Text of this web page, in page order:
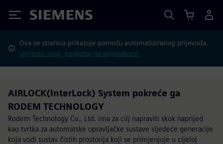
Siemens
Ova se stranica prikazuje pomoću automatiziranog prijevoda.
Umjesto toga, pogledaj na engleskom?
AIRLOCK(InterLock) System pokreće ga
RODEM TECHNOLOGY
Rodem Technology Co., Ltd. ima za cilj napraviti skok naprijed
kao tvrtka za automatske upravljačke sustave sljedeće generacije
koja vodi sustav čistih prostorija koji se primjenjuje u cijeloj